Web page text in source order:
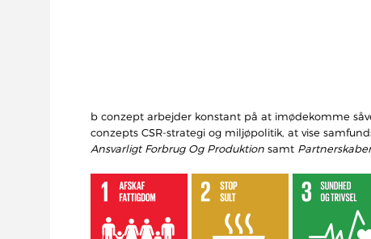
b conzept arbejder konstant på at imødekomme
conzepts CSR-strategi og miljøpolitik, at vise
Ansvarligt Forbrug Og Produktion samt